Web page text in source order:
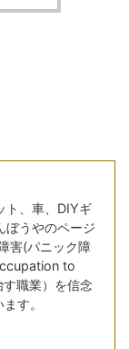
ト、車、DIYギ
ぼうやのページ
害(パニック障
to
職業）を信念
す。